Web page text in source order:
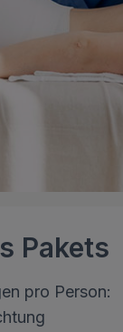
Pakets
pro Person: